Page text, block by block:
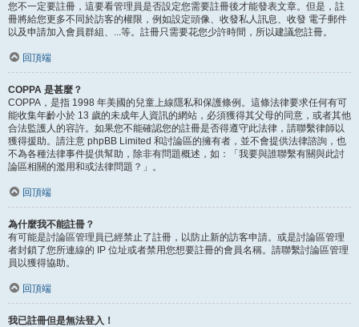
您不一定要註冊，這要看管理員是否設定您需要註冊後才能發表文章。但是，註
冊將給您更多不同於訪客的權限，例如設定頭像、收發私人訊息、收發 電子郵件
以及申請加入會員群組、...等。註冊只需要花您少許時間，所以建議您註冊。
回頂端
COPPA 是甚麼？
COPPA，是指 1998 年美國的兒童上線隱私和保護條例。這條法律要求任何有可
能收集年齡小於 13 歲的未成年人資訊的網站，必須獲得其父母的同意，或者其他
合法監護人的容許。如果您不能確認您的註冊是否得遵守此法律，請聯繫律師以
獲得援助。請注意 phpBB Limited 和討論區的擁有者，並不會提供法律諮詢，也
不為各種法律事件提供幫助，除非有問題概述，如：「我要與誰聯繫有關與此討
論區相關的濫用和或法律問題？」。
回頂端
為什麼我不能註冊？
有可能是討論區管理員已經禁止了註冊，以防止新的訪客申請。或是討論區管理
者封鎖了您所連線的 IP 位址或者禁用您想要註冊的會員名稱。請聯繫討論區管理
員以獲得協助。
回頂端
我已註冊但是無法登入！